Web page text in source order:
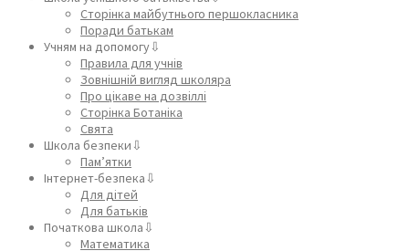
Сторінка майбутнього першокласника
Поради батькам
Учням на допомогу⇩
Правила для учнів
Зовнішній вигляд школяра
Про цікаве на дозвіллі
Сторінка Ботаніка
Свята
Школа безпеки⇩
Пам’ятки
Інтернет-безпека⇩
Для дітей
Для батьків
Початкова школа⇩
Математика